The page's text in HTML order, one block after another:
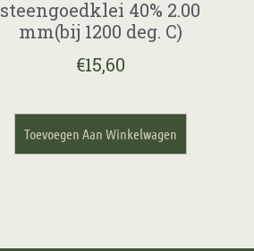
steengoedklei 40% 2.00
mm(bij 1200 deg. C)
€15,60
Toevoegen Aan Winkelwagen